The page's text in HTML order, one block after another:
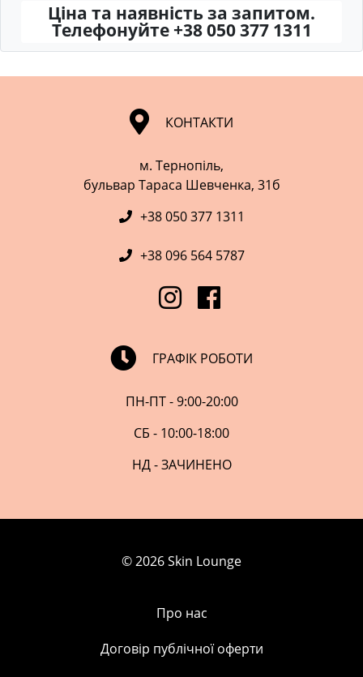
Ціна та наявність за запитом.
Телефонуйте +38 050 377 1311
КОНТАКТИ
м. Тернопіль,
​​​​​​​бульвар Тараса Шевченка, 31б
+38 050 377 1311
+38 096 564 5787
ГРАФІК РОБОТИ
ПН-ПТ - 9:00-20:00
СБ - 10:00-18:00
НД - ЗАЧИНЕНО
© 2026 Skin Lounge
Про нас
Договір публічної оферти